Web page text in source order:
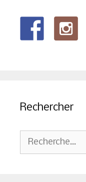
Rechercher
Rechercher :